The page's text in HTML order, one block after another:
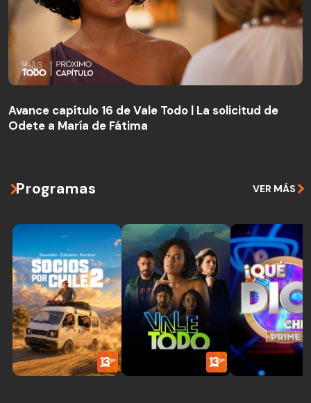
Odete a María de Fátima
Avance capítulo 16 de Vale Todo | La solicitud de
Odete a María de Fátima
Programas VER MÁS